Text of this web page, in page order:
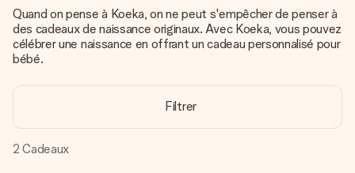
4,9 (sur la base de +15 000 avis)
une note de 4,9 sur Google Reviews (total de tous les
pays où nous sommes présents).
Quand on pense à Koeka, on ne peut s'empêcher de penser à
des cadeaux de naissance originaux. Avec Koeka, vous pouvez
célébrer une naissance en offrant un cadeau personnalisé pour
bébé.
Filtrer
2 Cadeaux